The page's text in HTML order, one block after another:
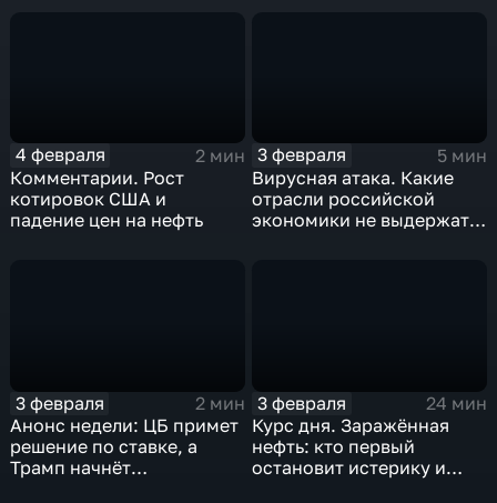
4 февраля
2 мин
Комментарии. Рост
котировок США и
падение цен на нефть
3 февраля
5 мин
Вирусная атака. Какие
отрасли российской
экономики не выдержат
3 февраля
2 мин
Анонс недели: ЦБ примет
решение по ставке, а
Трамп начнёт
3 февраля
24 мин
Курс дня. Заражённая
нефть: кто первый
остановит истерику и